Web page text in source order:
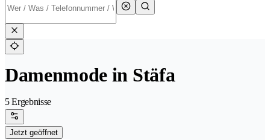
Damenmode in Stäfa
5 Ergebnisse
Jetzt geöffnet